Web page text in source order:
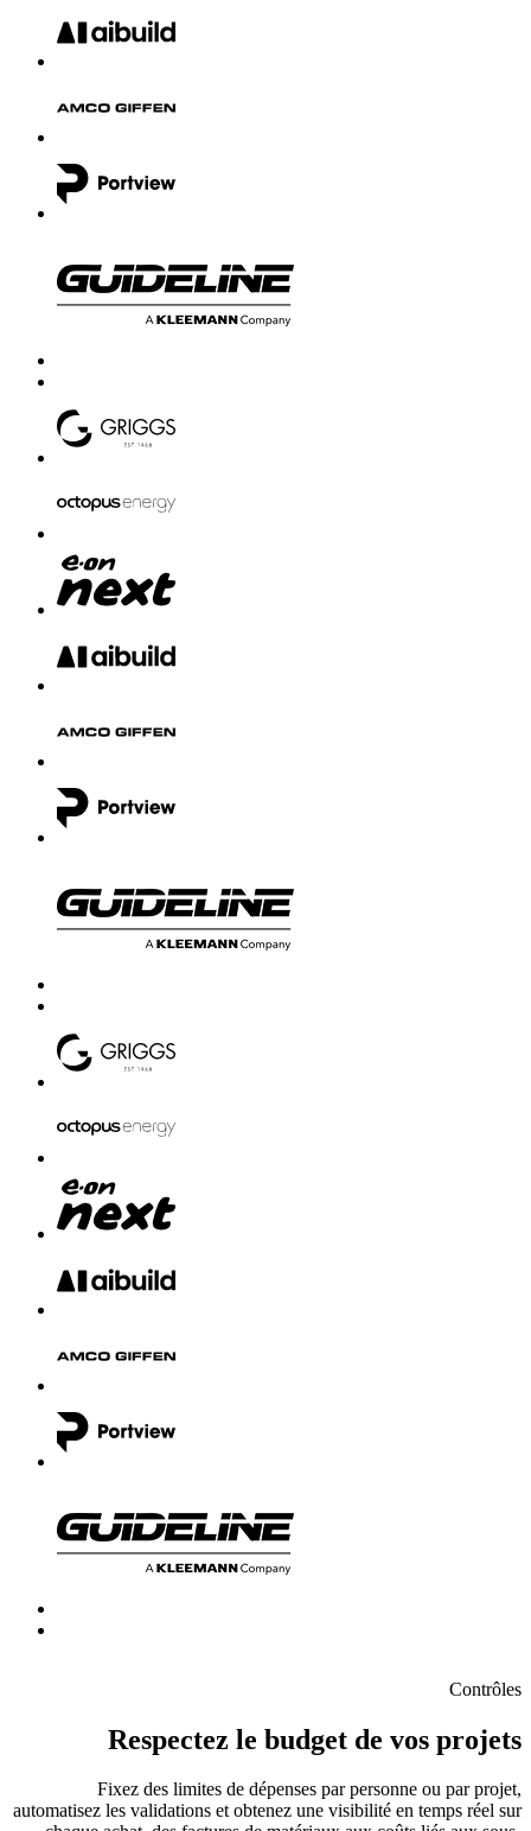
Contrôles
Respectez le budget de vos projets
Fixez des limites de dépenses par personne ou par projet,
automatisez les validations et obtenez une visibilité en temps réel sur